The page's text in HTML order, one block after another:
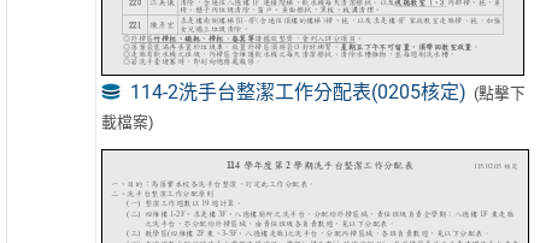
114-2洗手台整潔工作分配表(0205核定) (點擊下
載檔案)